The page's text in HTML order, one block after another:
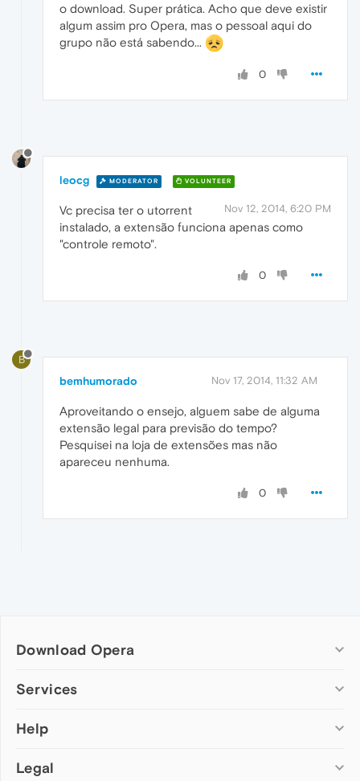
o download. Super prática. Acho que deve existir
algum assim pro Opera, mas o pessoal aqui do
grupo não está sabendo...
0
leocg MODERATOR VOLUNTEER
Nov 12, 2014, 6:20 PM
Vc precisa ter o utorrent
instalado, a extensão funciona apenas como
"controle remoto".
0
B
bemhumorado Nov 17, 2014, 11:32 AM
Aproveitando o ensejo, alguem sabe de alguma
extensão legal para previsão do tempo?
Pesquisei na loja de extensões mas não
apareceu nenhuma.
0
Download Opera
Computer browsers
Opera for Mac
Opera beta version
Services
Add-ons
Wallpapers
Help
Help & support
Legal